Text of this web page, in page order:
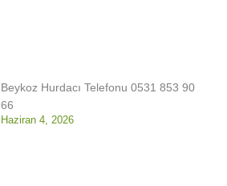
Beykoz Hurdacı Telefonu 0531 853 90
66
Haziran 4, 2026